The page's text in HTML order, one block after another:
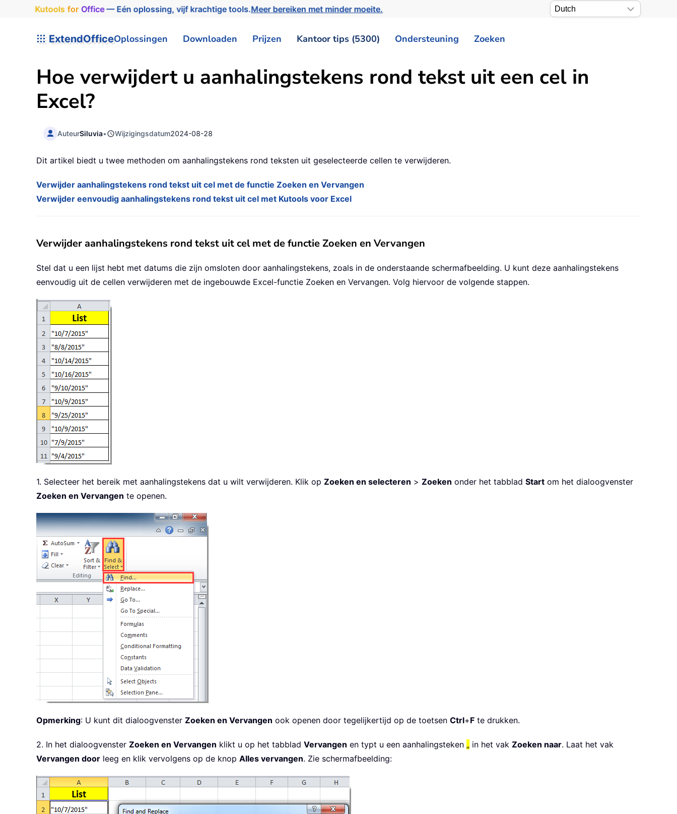
Kutools for Office— Eén oplossing, vijf krachtige tools.Meer bereiken met minder moeite.
ExtendOfficeOplossingen Downloaden Prijzen Kantoor tips (5300) Ondersteuning Zoeken
Hoe verwijdert u aanhalingstekens rond tekst uit een cel in
Excel?
AuteurSiluvia• Wijzigingsdatum2024-08-28
Dit artikel biedt u twee methoden om aanhalingstekens rond teksten uit geselecteerde cellen te verwijderen.
Verwijder aanhalingstekens rond tekst uit cel met de functie Zoeken en Vervangen
Verwijder eenvoudig aanhalingstekens rond tekst uit cel met Kutools voor Excel
Verwijder aanhalingstekens rond tekst uit cel met de functie Zoeken en Vervangen
Stel dat u een lijst hebt met datums die zijn omsloten door aanhalingstekens, zoals in de onderstaande schermafbeelding. U kunt deze aanhalingstekens
eenvoudig uit de cellen verwijderen met de ingebouwde Excel-functie Zoeken en Vervangen. Volg hiervoor de volgende stappen.
1. Selecteer het bereik met aanhalingstekens dat u wilt verwijderen. Klik op Zoeken en selecteren > Zoeken onder het tabblad Start om het dialoogvenster
Zoeken en Vervangen te openen.
Opmerking: U kunt dit dialoogvenster Zoeken en Vervangen ook openen door tegelijkertijd op de toetsen Ctrl+F te drukken.
2. In het dialoogvenster Zoeken en Vervangen klikt u op het tabblad Vervangen en typt u een aanhalingsteken „ in het vak Zoeken naar. Laat het vak
Vervangen door leeg en klik vervolgens op de knop Alles vervangen. Zie schermafbeelding: